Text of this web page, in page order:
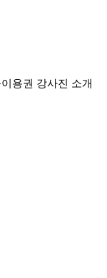
용권 강사진 소개